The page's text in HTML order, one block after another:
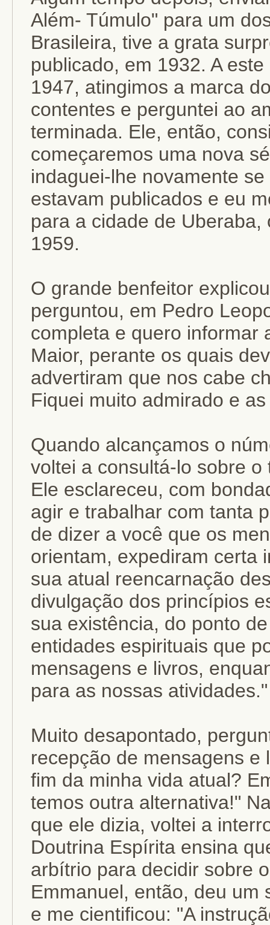
Além- Túmulo" para um
Brasileira, tive a grata
publicado, em 1932. A
1947, atingimos a marca
contentes e perguntei ao
terminada. Ele, então,
começaremos uma nova
indaguei-lhe novamente
estavam publicados e eu
para a cidade de
1959.
O grande benfeitor
perguntou, em Pedro
completa e quero informar
Maior, perante os quais
advertiram que nos cabe
Fiquei muito admirado e
Quando alcançamos o
voltei a consultá-lo sobre
Ele esclareceu, com
agir e trabalhar com tanta
de dizer a você que os
orientam, expediram certa
sua atual reencarnação
divulgação dos princípios
sua existência, do ponto
entidades espirituais que
mensagens e livros,
para as nossas atividades."
Muito desapontado,
recepção de mensagens
fim da minha vida atual?
temos outra alternativa!"
que ele dizia, voltei a
Doutrina Espírita ensina
arbítrio para decidir sobre
Emmanuel, então, deu um
e me cientificou: "A